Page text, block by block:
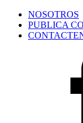
NOSOTROS
PUBLICA